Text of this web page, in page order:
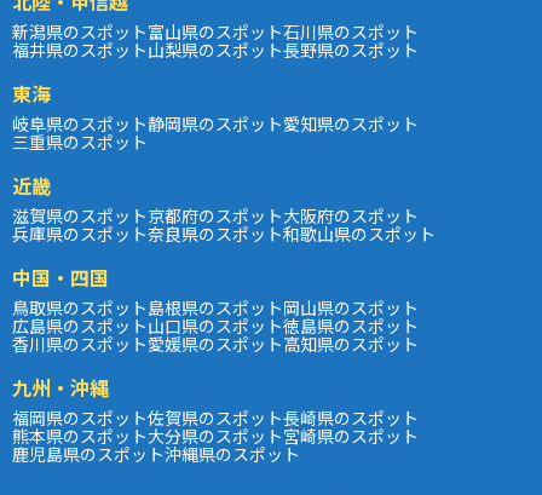
新潟県のスポット富山県のスポット石川県のスポット
福井県のスポット山梨県のスポット長野県のスポット
東海
岐阜県のスポット静岡県のスポット愛知県のスポット
三重県のスポット
近畿
滋賀県のスポット京都府のスポット大阪府のスポット
兵庫県のスポット奈良県のスポット和歌山県のスポット
中国・四国
鳥取県のスポット島根県のスポット岡山県のスポット
広島県のスポット山口県のスポット徳島県のスポット
香川県のスポット愛媛県のスポット高知県のスポット
九州・沖縄
福岡県のスポット佐賀県のスポット長崎県のスポット
熊本県のスポット大分県のスポット宮崎県のスポット
鹿児島県のスポット沖縄県のスポット